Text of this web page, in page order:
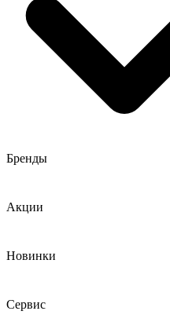
Бренды
Акции
Новинки
Сервис